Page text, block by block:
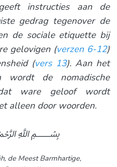
instructies aan de
gedrag tegenover de
de sociale etiquette bij
gelovigen (verzen 6-12)
(vers 13). Aan het
wordt de nomadische
ware geloof wordt
alleen door woorden.
de Meest Barmhartige,